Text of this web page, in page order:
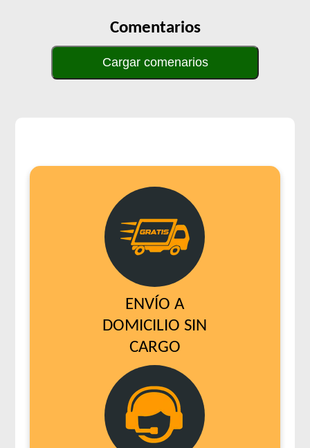
Comentarios
Cargar comenarios
ENVÍO A
DOMICILIO SIN
CARGO